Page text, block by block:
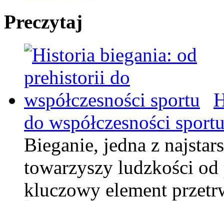
Preczytaj
do współczesności
Bieganie, jedna z
towarzyszy ludzkości
kluczowy element